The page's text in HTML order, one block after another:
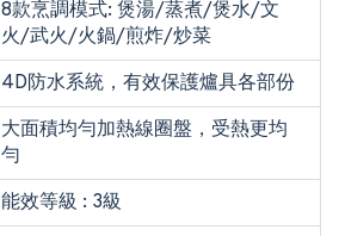
8款烹調模式: 煲湯/蒸煮/煲水/文
火/武火/火鍋/煎炸/炒菜
4D防水系統，有效保護爐具各部份
大面積均勻加熱線圈盤，受熱更均
勻
能效等級 : 3級